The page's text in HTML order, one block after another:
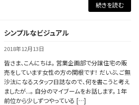
続きを読む
シンプルなビジュアル
2018年12月13日
皆さま、こんにちは。 営業企画部で分譲住宅の販
売をしています女性の方の関根です！ だいぶ、ご無
沙汰になるスタッフ日誌なので、何を書こうと考え
ましたが...。 自分のマイブームをお話します。 1年
前位から少しずつやっている […]